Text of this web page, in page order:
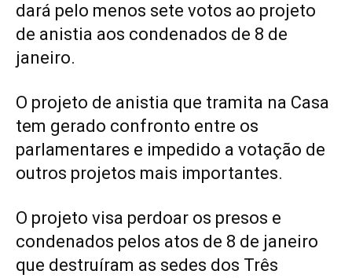
dará pelo menos sete votos ao projeto
de anistia aos condenados de 8 de
janeiro.
O projeto de anistia que tramita na Casa
tem gerado confronto entre os
parlamentares e impedido a votação de
outros projetos mais importantes.
O projeto visa perdoar os presos e
condenados pelos atos de 8 de janeiro
que destruíram as sedes dos Três